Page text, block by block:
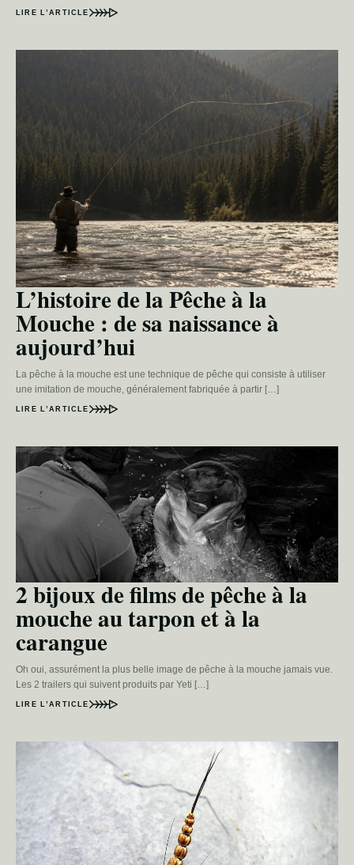
LIRE L’ARTICLE
L’histoire de la Pêche à la
Mouche : de sa naissance à
aujourd’hui
La pêche à la mouche est une technique de pêche qui consiste à utiliser
une imitation de mouche, généralement fabriquée à partir […]
LIRE L’ARTICLE
2 bijoux de films de pêche à la
mouche au tarpon et à la
carangue
Oh oui, assurément la plus belle image de pêche à la mouche jamais vue.
Les 2 trailers qui suivent produits par Yeti […]
LIRE L’ARTICLE